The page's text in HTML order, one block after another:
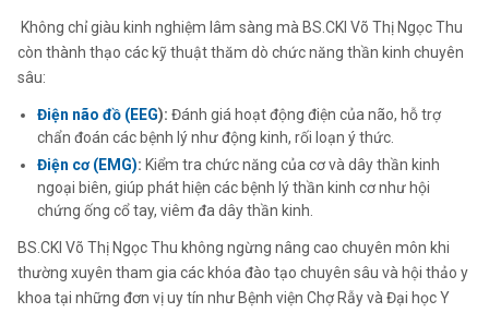
Không chỉ giàu kinh nghiệm lâm sàng mà BS.CKI Võ Thị Ngọc Thu
còn thành thạo các kỹ thuật thăm dò chức năng thần kinh chuyên
sâu:
Điện não đồ (EEG): Đánh giá hoạt động điện của não, hỗ trợ
chẩn đoán các bệnh lý như động kinh, rối loạn ý thức.
Điện cơ (EMG): Kiểm tra chức năng của cơ và dây thần kinh
ngoại biên, giúp phát hiện các bệnh lý thần kinh cơ như hội
chứng ống cổ tay, viêm đa dây thần kinh.
BS.CKI Võ Thị Ngọc Thu không ngừng nâng cao chuyên môn khi
thường xuyên tham gia các khóa đào tạo chuyên sâu và hội thảo y
khoa tại những đơn vị uy tín như Bệnh viện Chợ Rẫy và Đại học Y